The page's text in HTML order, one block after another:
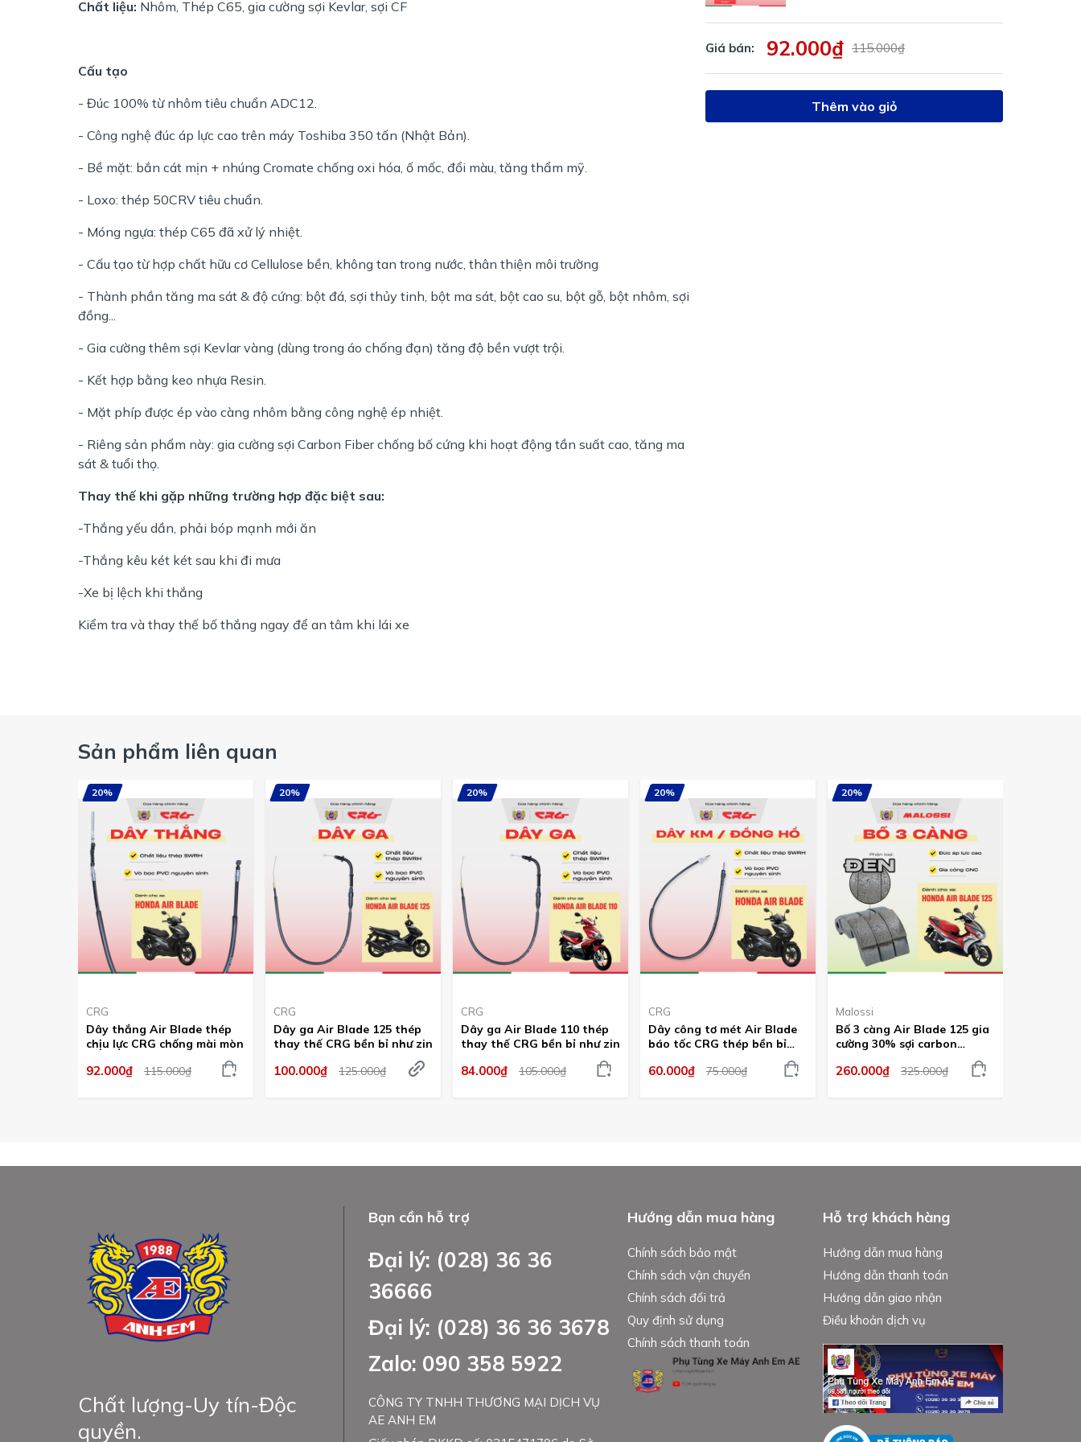
Chất liệu: Nhôm, Thép C65, gia cường sợi Kevlar, sợi CF
Cấu tạo
- Đúc 100% từ nhôm tiêu chuẩn ADC12.
- Công nghệ đúc áp lực cao trên máy Toshiba 350 tấn (Nhật Bản).
- Bề mặt: bắn cát mịn + nhúng Cromate chống oxi hóa, ố mốc, đổi màu, tăng thẩm mỹ.
- Loxo: thép 50CRV tiêu chuẩn.
- Móng ngựa: thép C65 đã xử lý nhiệt.
- Cấu tạo từ hợp chất hữu cơ Cellulose bền, không tan trong nước, thân thiện môi trường
- Thành phần tăng ma sát & độ cứng: bột đá, sợi thủy tinh, bột ma sát, bột cao su, bột gỗ, bột nhôm, sợi
đồng...
- Gia cường thêm sợi Kevlar vàng (dùng trong áo chống đạn) tăng độ bền vượt trội.
- Kết hợp bằng keo nhựa Resin.
- Mặt phíp được ép vào càng nhôm bằng công nghệ ép nhiệt.
- Riêng sản phẩm này: gia cường sợi Carbon Fiber chống bố cứng khi hoạt động tần suất cao, tăng ma
sát & tuổi thọ.
Thay thế khi gặp những trường hợp đặc biệt sau:
-Thắng yếu dần, phải bóp mạnh mới ăn
-Thắng kêu két két sau khi đi mưa
-Xe bị lệch khi thắng
Kiểm tra và thay thế bố thắng ngay để an tâm khi lái xe
Giá bán: 92.000₫ 115.000₫
Thêm vào giỏ
Sản phẩm liên quan
20%
CRG
Dây thắng Air Blade thép
chịu lực CRG chống mài mòn
92.000₫ 115.000₫
20%
CRG
Dây ga Air Blade 125 thép
thay thế CRG bền bỉ như zin
100.000₫ 125.000₫
20%
CRG
Dây ga Air Blade 110 thép
thay thế CRG bền bỉ như zin
84.000₫ 105.000₫
20%
CRG
Dây công tơ mét Air Blade
báo tốc CRG thép bền bỉ
60.000₫ 75.000₫
20%
Malossi
Bố 3 càng Air Blade 125 gia
cường 30% sợi carbon
Malossi phiên bản cao cấp
phần mặt bố đen
260.000₫ 325.000₫
Chất lượng-Uy tín-Độc
quyền.
Bạn cần hỗ trợ
Đại lý: (028) 36 36
36666
Đại lý: (028) 36 36 3678
Zalo: 090 358 5922
CÔNG TY TNHH THƯƠNG MẠI DỊCH VỤ
AE ANH EM
Hướng dẫn mua hàng
Chính sách bảo mật
Chính sách vận chuyển
Chính sách đổi trả
Quy định sử dụng
Chính sách thanh toán
Hỗ trợ khách hàng
Hướng dẫn mua hàng
Hướng dẫn thanh toán
Hướng dẫn giao nhận
Điều khoản dịch vụ